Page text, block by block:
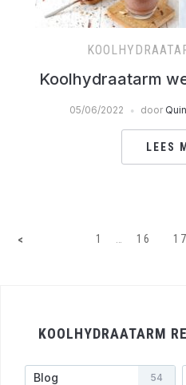
Koolhydraatarm
05/06/2022 door
LEES
< 1 16 17
KOOLHYDRAATARM
Blog 54